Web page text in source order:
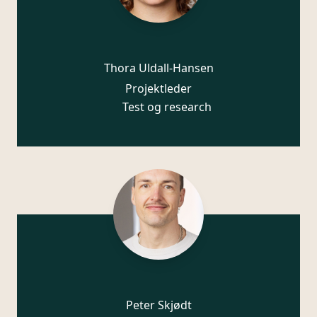
Thora Uldall-Hansen
Projektleder
Test og research
Peter Skjødt